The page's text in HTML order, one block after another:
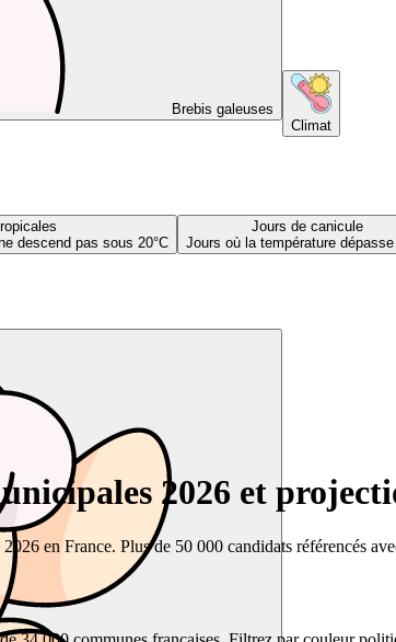
Brebis galeuses
Climat
descend pas sous 20°C
Jours de canicule
Jours où la température dépasse
2026 et
en France. Plus de 50 000 candidats référencés